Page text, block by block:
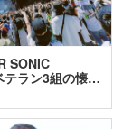
SONIC
テラン3組の懐…